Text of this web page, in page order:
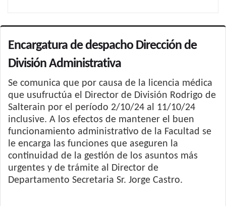
Encargatura de despacho Dirección de
División Administrativa
Se comunica que por causa de la licencia médica
que usufructúa el Director de División Rodrigo de
Salterain por el período 2/10/24 al 11/10/24
inclusive. A los efectos de mantener el buen
funcionamiento administrativo de la Facultad se
le encarga las funciones que aseguren la
continuidad de la gestión de los asuntos más
urgentes y de trámite al Director de
Departamento Secretaria Sr. Jorge Castro.